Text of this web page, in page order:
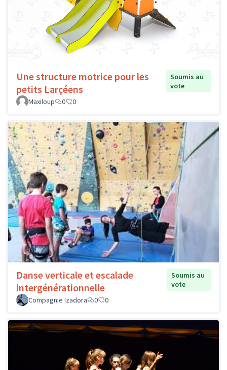
Une structure motrice pour les
petits Larçéens
Soumis au
vote
Maxiloup
0 0
Danse verticale et escalade
intergénérationnelle
Soumis au
vote
Compagnie Izadora
0 0